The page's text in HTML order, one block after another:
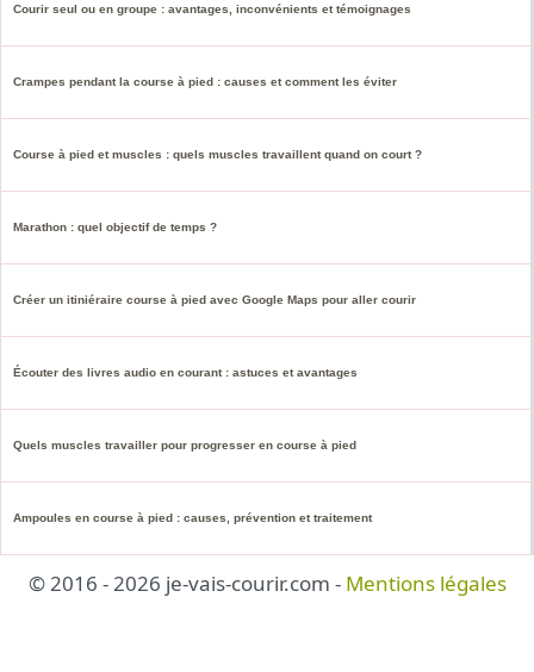
Courir seul ou en groupe : avantages, inconvénients et témoignages
Crampes pendant la course à pied : causes et comment les éviter
Course à pied et muscles : quels muscles travaillent quand on court ?
Marathon : quel objectif de temps ?
Créer un itiniéraire course à pied avec Google Maps pour aller courir
Écouter des livres audio en courant : astuces et avantages
Quels muscles travailler pour progresser en course à pied
Ampoules en course à pied : causes, prévention et traitement
© 2016 - 2026 je-vais-courir.com - Mentions légales